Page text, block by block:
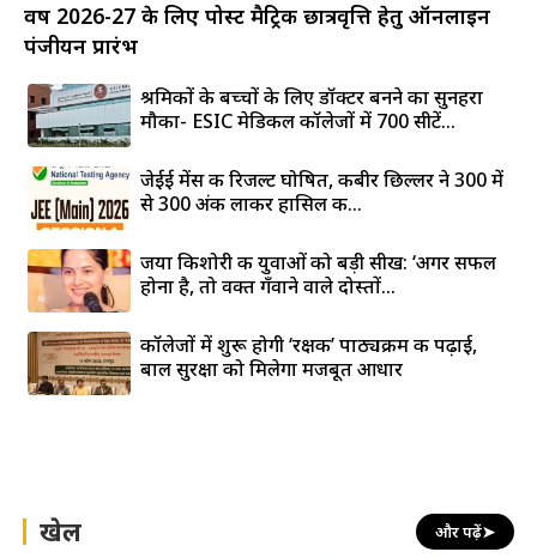
वर्ष 2026-27 के लिए पोस्ट मैट्रिक छात्रवृत्ति हेतु ऑनलाइन
पंजीयन प्रारंभ
श्रमिकों के बच्चों के लिए डॉक्टर बनने का सुनहरा
मौका- ESIC मेडिकल कॉलेजों में 700 सीटें...
जेईई मेंस की रिजल्ट घोषित, कबीर छिल्लर ने 300 में
से 300 अंक लाकर हासिल की...
जया किशोरी की युवाओं को बड़ी सीख: ‘अगर सफल
होना है, तो वक्त गँवाने वाले दोस्तों...
कॉलेजों में शुरू होगी ‘रक्षक’ पाठ्यक्रम की पढ़ाई,
बाल सुरक्षा को मिलेगा मजबूत आधार
खेल और पढ़ें➤